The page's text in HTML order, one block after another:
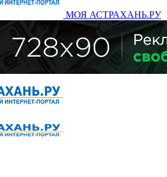
МОЯ АСТРАХАНЬ.РУ